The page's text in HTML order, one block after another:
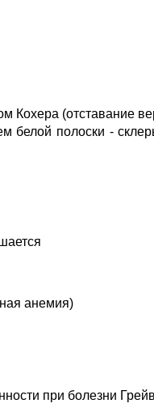
(отставание
белой полоски -
анемия)
при болезни